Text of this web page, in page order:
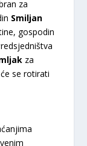
za
Smiljan
gospodin
za
se rotirati